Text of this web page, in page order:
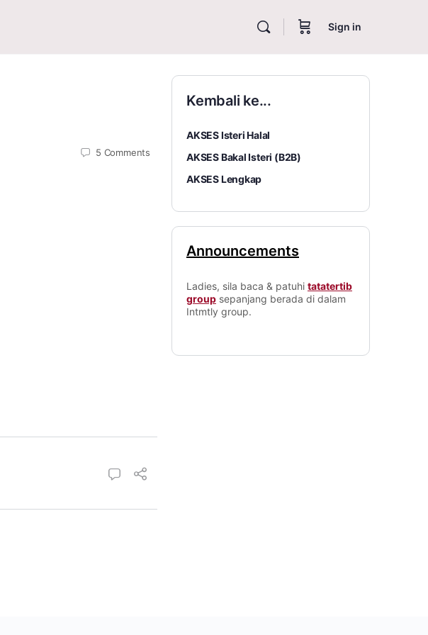
Sign in
5 Comments
Kembali ke...
AKSES Isteri Halal
AKSES Bakal Isteri (B2B)
AKSES Lengkap
Announcements
Ladies, sila baca & patuhi tatatertib
group sepanjang berada di dalam
Intmtly group.